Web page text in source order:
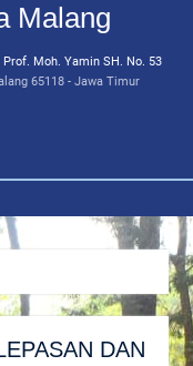
Malang
Prof. Moh. Yamin SH. No. 53
65118 - Jawa Timur
DAN